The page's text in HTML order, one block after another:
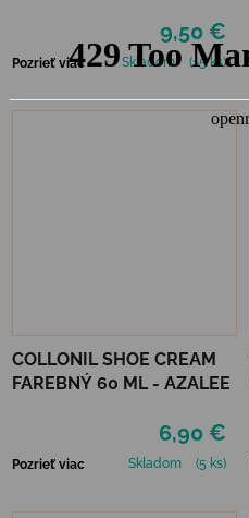
9,50 €
Pozrieť viac Skladom (>5 ks)
COLLONIL SHOE CREAM
FAREBNÝ 60 ML - AZALEE
6,90 €
Pozrieť viac Skladom (5 ks)